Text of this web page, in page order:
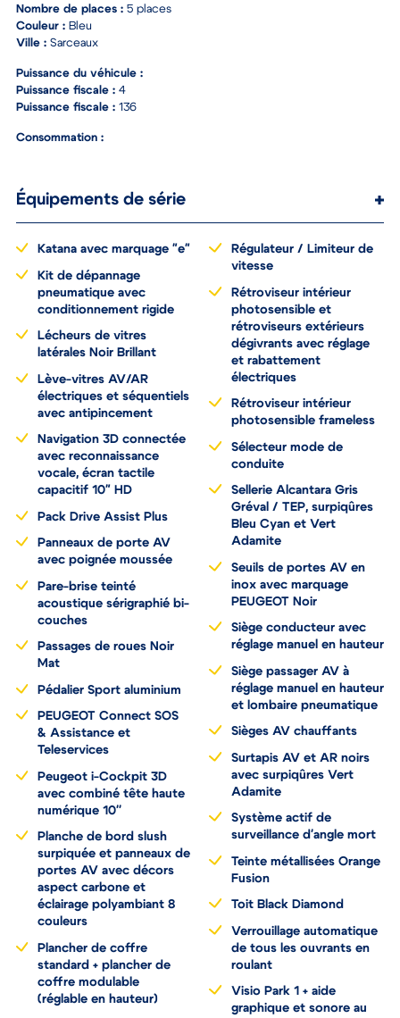
Nombre de places : 5 places
Couleur : Bleu
Ville : Sarceaux
Puissance du véhicule :
Puissance fiscale : 4
Puissance fiscale : 136
Consommation :
Équipements de série
Katana avec marquage "e"
Kit de dépannage
pneumatique avec
conditionnement rigide
Lécheurs de vitres
latérales Noir Brillant
Lève-vitres AV/AR
électriques et séquentiels
avec antipincement
Navigation 3D connectée
avec reconnaissance
vocale, écran tactile
capacitif 10" HD
Pack Drive Assist Plus
Panneaux de porte AV
avec poignée moussée
Pare-brise teinté
acoustique sérigraphié bi-
couches
Passages de roues Noir
Mat
Pédalier Sport aluminium
PEUGEOT Connect SOS
& Assistance et
Teleservices
Peugeot i-Cockpit 3D
avec combiné tête haute
numérique 10''
Planche de bord slush
surpiquée et panneaux de
portes AV avec décors
aspect carbone et
éclairage polyambiant 8
couleurs
Plancher de coffre
standard + plancher de
coffre modulable
(réglable en hauteur)
Régulateur / Limiteur de
vitesse
Rétroviseur intérieur
photosensible et
rétroviseurs extérieurs
dégivrants avec réglage
et rabattement
électriques
Rétroviseur intérieur
photosensible frameless
Sélecteur mode de
conduite
Sellerie Alcantara Gris
Gréval / TEP, surpiqûres
Bleu Cyan et Vert
Adamite
Seuils de portes AV en
inox avec marquage
PEUGEOT Noir
Siège conducteur avec
réglage manuel en hauteur
Siège passager AV à
réglage manuel en hauteur
et lombaire pneumatique
Sièges AV chauffants
Surtapis AV et AR noirs
avec surpiqûres Vert
Adamite
Système actif de
surveillance d'angle mort
Teinte métallisées Orange
Fusion
Toit Black Diamond
Verrouillage automatique
de tous les ouvrants en
roulant
Visio Park 1 + aide
graphique et sonore au